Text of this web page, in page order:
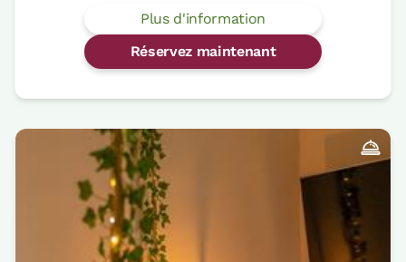
Plus d'information
Réservez maintenant